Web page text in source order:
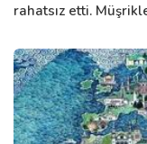
rahatsız etti.